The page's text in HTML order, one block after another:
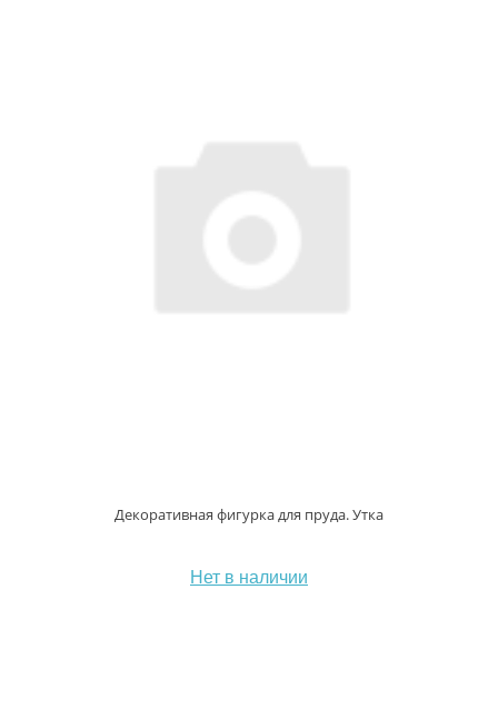
Декоративная фигурка для пруда. Утка
Нет в наличии